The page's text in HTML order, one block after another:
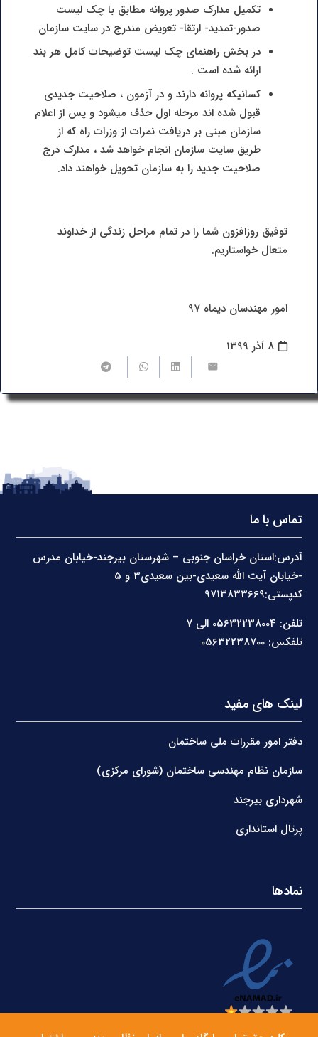
تکمیل مدارک صدور پروانه مطابق با چک لیست
صدور-تمدید- ارتقا- تعویض مندرج در سایت سازمان
در بخش راهنمای چک لیست توضیحات کامل هر بند
ارائه شده است .
کسانیکه پروانه دارند و در آزمون ، صلاحیت جدیدی
قبول شده اند مرحله اول حذف میشود و پس از اعلام
سازمان مبنی بر دریافت نمرات از وزرات راه که از
طریق سایت سازمان انجام خواهد شد ، مدارک درج
صلاحیت جدید را به سازمان تحویل خواهند داد.
توفیق روزافزون شما را در تمام مراحل زندگی از خداوند
متعال خواستاریم.
امور مهندسان دیماه 97
8 آذر 1399
تماس با ما
آدرس:استان خراسان جنوبی – شهرستان بیرجند-خیابان مدرس
کدپستی:9713833669
تلفن: 05632238004 الی 7
تلفکس: 05632238700
لینک های مفید
دفتر امور مقررات ملی ساختمان
سازمان نظام مهندسی ساختمان (شورای مرکزی)
شهرداری بیرجند
پرتال استانداری
نمادها